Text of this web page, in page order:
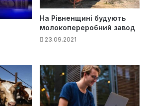
На Рівненщині будують
молокопереробний завод
23.09.2021